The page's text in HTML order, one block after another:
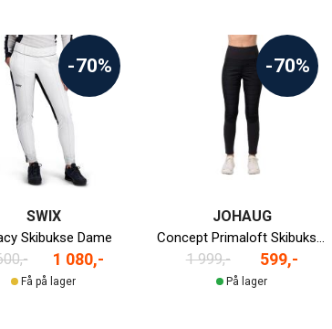
-70%
SWIX
Skibukse Dame
1 080,-
Få på lager
-70%
JOHAUG
Concept Primaloft Skibukse Dame
1 999,- 599,-
På lager